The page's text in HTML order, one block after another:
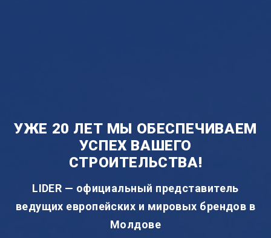
УЖЕ 20 ЛЕТ МЫ ОБЕСПЕЧИВАЕМ
УСПЕХ ВАШЕГО
СТРОИТЕЛЬСТВА!
LIDER — официальный представитель
ведущих европейских и мировых брендов в
Молдове